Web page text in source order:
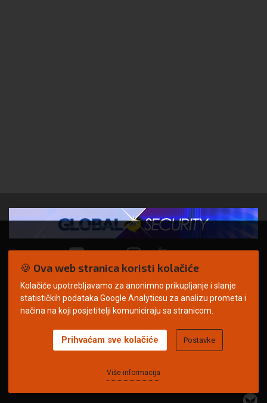
© Copyright 2026. | ARILEO
Uvjeti korištenja Politika privatnosti
Impressum
🍪 Ova web stranica koristi kolačiće
Kolačiće upotrebljavamo za anonimno prikupljanje i slanje
statističkih podataka Google Analyticsu za analizu prometa i
načina na koji posjetitelji komuniciraju sa stranicom.
Više informacija
Prihvaćam sve kolačiće Postavke